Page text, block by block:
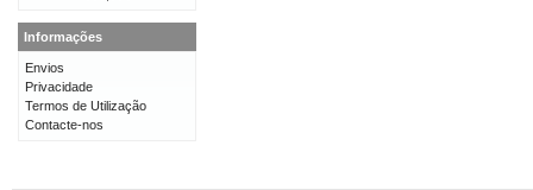
Informações
Envios
Privacidade
Termos de Utilização
Contacte-nos